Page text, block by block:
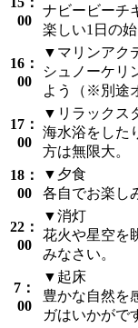
00
ナビービーチ
楽しい1日の始
16：
00
▼マリンアク
シュノーケリ
よう（※別途
17：
00
▼リラックス
海水浴をした
方は無限大。
18：
00
▼夕食
各自でお楽し
22：
00
▼消灯
花火や星空を
みなさい。
7：
00
▼起床
豊かな自然を
ガはいかがで